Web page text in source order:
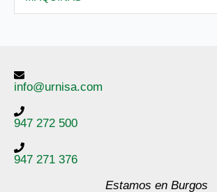
info@urnisa.com
947 272 500
947 271 376
Estamos en Burgos